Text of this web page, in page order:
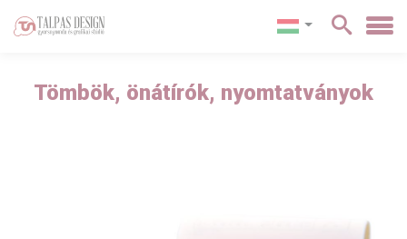
Tömbök, önátírók, nyomtatványok